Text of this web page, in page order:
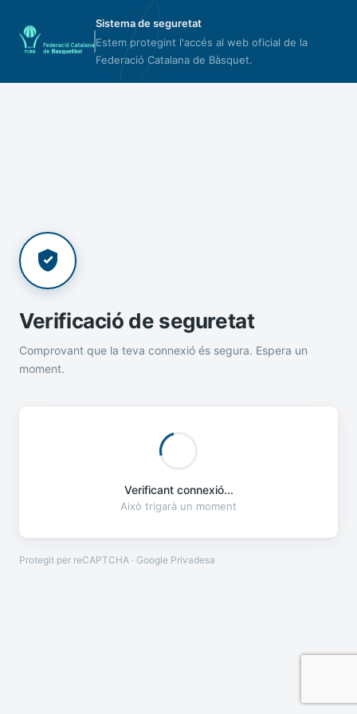
Sistema de seguretat
Estem protegint l'accés al web oficial de la
Federació Catalana de Bàsquet.
Verificació de seguretat
Comprovant que la teva connexió és segura. Espera un
moment.
Verificant connexió...
Això trigarà un moment
Protegit per reCAPTCHA · Google Privadesa